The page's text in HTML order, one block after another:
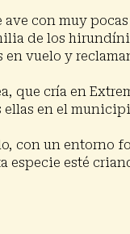
con muy
de los
vuelo y
que cría en
ellas en el
con un entorno
especie esté